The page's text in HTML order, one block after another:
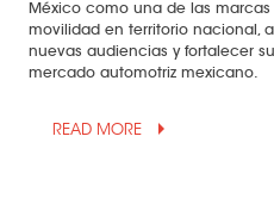
México como una de las
movilidad en territorio nacional,
nuevas audiencias y fortalecer
mercado automotriz mexicano.
READ MORE arrow_drop_up